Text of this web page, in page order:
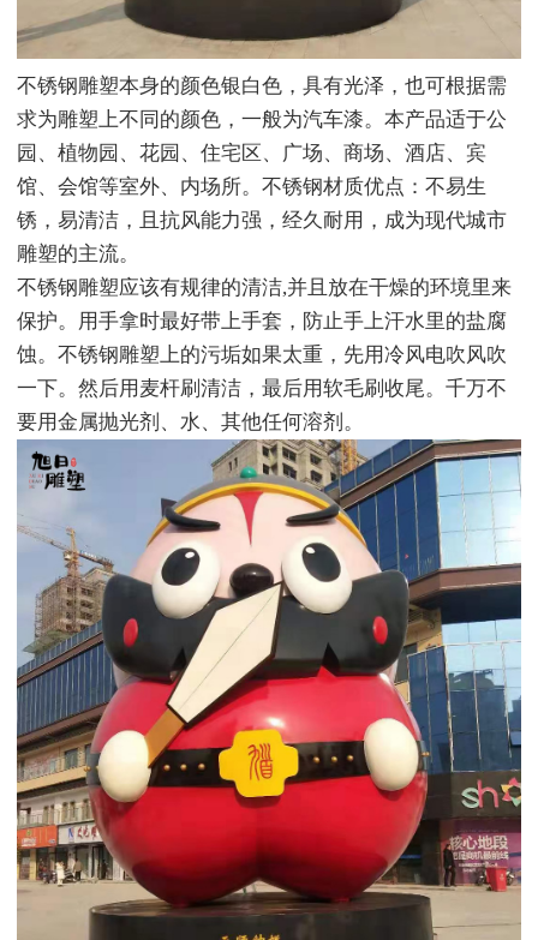
不锈钢雕塑本身的颜色银白色，具有光泽，也可根据需
求为雕塑上不同的颜色，一般为汽车漆。本产品适于公
园、植物园、花园、住宅区、广场、商场、酒店、宾
馆、会馆等室外、内场所。不锈钢材质优点：不易生
锈，易清洁，且抗风能力强，经久耐用，成为现代城市
雕塑的主流。
不锈钢雕塑应该有规律的清洁,并且放在干燥的环境里来
保护。用手拿时最好带上手套，防止手上汗水里的盐腐
蚀。不锈钢雕塑上的污垢如果太重，先用冷风电吹风吹
一下。然后用麦杆刷清洁，最后用软毛刷收尾。千万不
要用金属抛光剂、水、其他任何溶剂。